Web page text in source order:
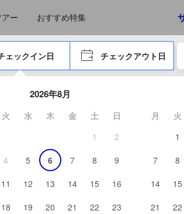
ー おすすめ特集
エンターキーを押して内容を確定して、検索します
ェックイン日 チェックアウト日
ーを押して日付選択画面の操作を開始します
2026年8月
火 水 木 金 土
日
1
2
4 5 6 7 8
9
11 12 13 14 15
16
18 19 20 21 22
23
月 火
1
7
8
14
15
21
22
されています。実際の経験に基づいた内容